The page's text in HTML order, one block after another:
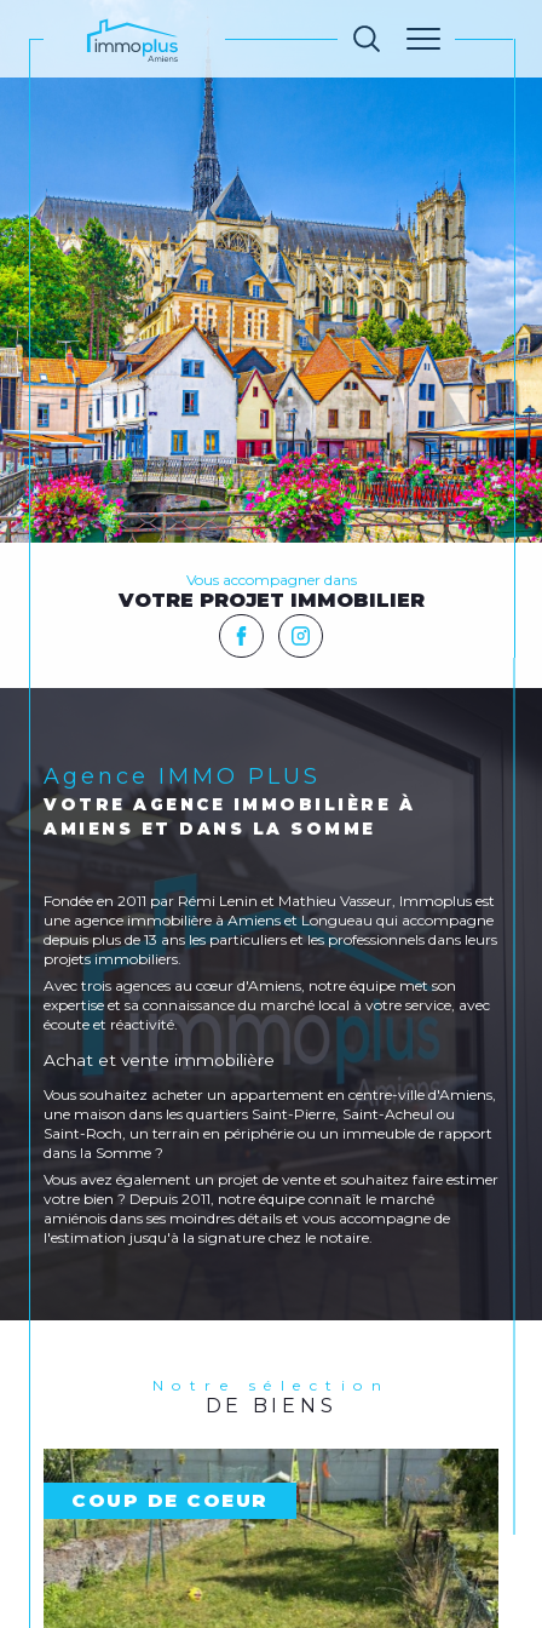
Vous accompagner dans
VOTRE PROJET IMMOBILIER
Agence IMMO PLUS
VOTRE AGENCE IMMOBILIÈRE À
AMIENS ET DANS LA SOMME
Fondée en 2011 par Rémi Lenin et Mathieu Vasseur, Immoplus est
une agence immobilière à Amiens et Longueau qui accompagne
depuis plus de 13 ans les particuliers et les professionnels dans leurs
projets immobiliers.
Avec trois agences au cœur d'Amiens, notre équipe met son
expertise et sa connaissance du marché local à votre service, avec
écoute et réactivité.
Achat et vente immobilière
Vous souhaitez acheter un appartement en centre-ville d'Amiens,
une maison dans les quartiers Saint-Pierre, Saint-Acheul ou
Saint-Roch, un terrain en périphérie ou un immeuble de rapport
dans la Somme ?
Vous avez également un projet de vente et souhaitez faire estimer
votre bien ? Depuis 2011, notre équipe connaît le marché
amiénois dans ses moindres détails et vous accompagne de
l'estimation jusqu'à la signature chez le notaire.
Amiens et ses environs pour répondre à tous les profils et tous les
en charge la gestion locative complète de votre bien : recherche
de locataires, rédaction des baux, état des lieux, quittancement et
Nos agences à Amiens et Longueau
Retrouvez nos trois agences au cœur d'Amiens :
Agence transaction– 133 rue Saint-Honoré,
80000 Amiens
Notre sélection
DE BIENS
COUP DE COEUR